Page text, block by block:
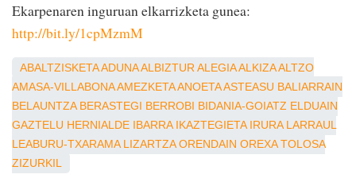
Ekarpenaren inguruan elkarrizketa gunea:
http://bit.ly/1cpMzmM
ABALTZISKETAADUNAALBIZTUR ALEGIAALKIZAALTZO
AMASA-VILLABONAAMEZKETAANOETAASTEASU BALIARRAIN
BELAUNTZA BERASTEGI BERROBI BIDANIA-GOIATZ ELDUAIN
GAZTELU HERNIALDE IBARRA IKAZTEGIETA IRURA LARRAUL
LEABURU-TXARAMA LIZARTZA ORENDAIN OREXA TOLOSA
ZIZURKIL